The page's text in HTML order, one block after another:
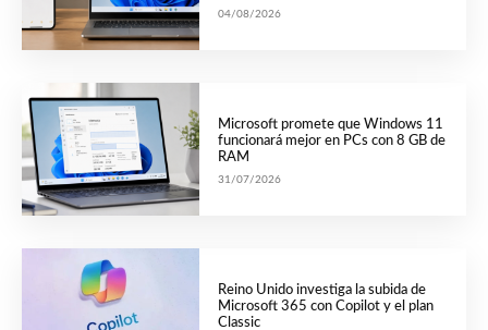
04/08/2026
Microsoft promete que Windows 11
funcionará mejor en PCs con 8 GB de
RAM
31/07/2026
Reino Unido investiga la subida de
Microsoft 365 con Copilot y el plan
Classic